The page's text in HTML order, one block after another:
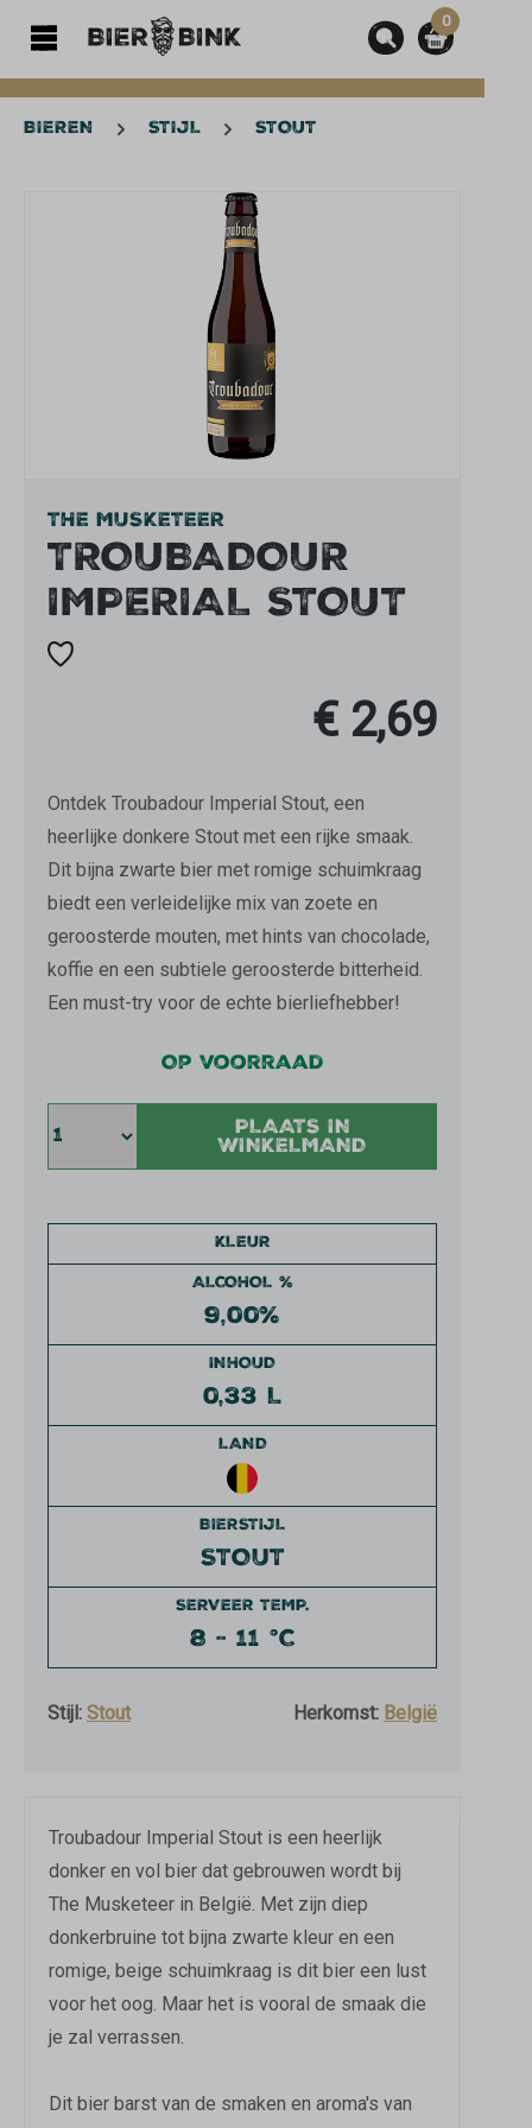
0
BIEREN STIJL STOUT
Afbeeldingengalerij overslaan
THE MUSKETEER
TROUBADOUR
IMPERIAL STOUT
€ 2,69
Ontdek Troubadour Imperial Stout, een
heerlijke donkere Stout met een rijke smaak.
Dit bijna zwarte bier met romige schuimkraag
biedt een verleidelijke mix van zoete en
geroosterde mouten, met hints van chocolade,
koffie en een subtiele geroosterde bitterheid.
Een must-try voor de echte bierliefhebber!
KLEUR
ALCOHOL %
9,00%
INHOUD
0,33 L
LAND
BIERSTIJL
STOUT
SERVEER TEMP.
8 - 11 °C
Stijl: Stout Herkomst: België
Op voorraad
PLAATS IN
WINKELMAND
Troubadour Imperial Stout is een heerlijk
donker en vol bier dat gebrouwen wordt bij
The Musketeer in België. Met zijn diep
donkerbruine tot bijna zwarte kleur en een
romige, beige schuimkraag is dit bier een lust
voor het oog. Maar het is vooral de smaak die
je zal verrassen.
Dit bier barst van de smaken en aroma's van